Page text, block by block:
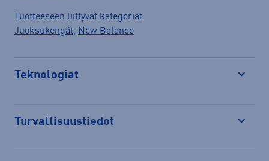
Tuotteeseen liittyvät kategoriat
Juoksukengät, New Balance
Teknologiat
Turvallisuustiedot